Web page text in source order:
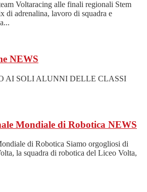
Voltaracing alle finali regionali Stem
di adrenalina, lavoro di squadra e
NEWS
AI SOLI ALUNNI DELLE CLASSI
Mondiale di Robotica NEWS
di Robotica Siamo orgogliosi di
la squadra di robotica del Liceo Volta,